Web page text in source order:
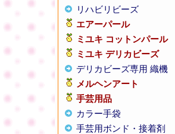
リハビリビーズ
エアーパール
ミユキ コットンパール
ミユキ デリカビーズ
デリカビーズ専用 織機
メルヘンアート
手芸用品
カラー手袋
手芸用ボンド・接着剤